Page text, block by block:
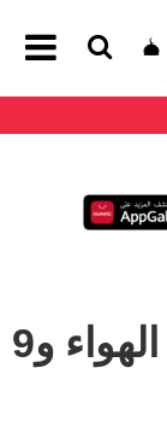
دراسة تربط بين تلوث الهواء و9